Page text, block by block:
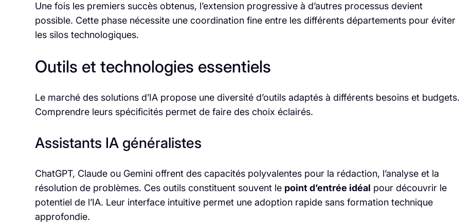
Une fois les premiers succès obtenus, l’extension progressive à d’autres processus devient
possible. Cette phase nécessite une coordination fine entre les différents départements pour éviter
les silos technologiques.
Outils et technologies essentiels
Le marché des solutions d’IA propose une diversité d’outils adaptés à différents besoins et budgets.
Comprendre leurs spécificités permet de faire des choix éclairés.
Assistants IA généralistes
ChatGPT, Claude ou Gemini offrent des capacités polyvalentes pour la rédaction, l’analyse et la
résolution de problèmes. Ces outils constituent souvent le point d’entrée idéal pour découvrir le
potentiel de l’IA. Leur interface intuitive permet une adoption rapide sans formation technique
approfondie.